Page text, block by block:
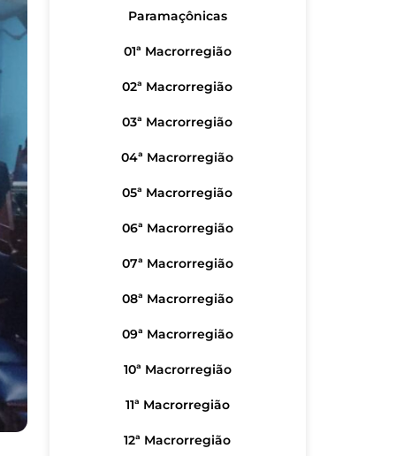
Paramaçônicas
01ª Macrorregião
02ª Macrorregião
03ª Macrorregião
04ª Macrorregião
05ª Macrorregião
06ª Macrorregião
07ª Macrorregião
08ª Macrorregião
09ª Macrorregião
10ª Macrorregião
11ª Macrorregião
12ª Macrorregião